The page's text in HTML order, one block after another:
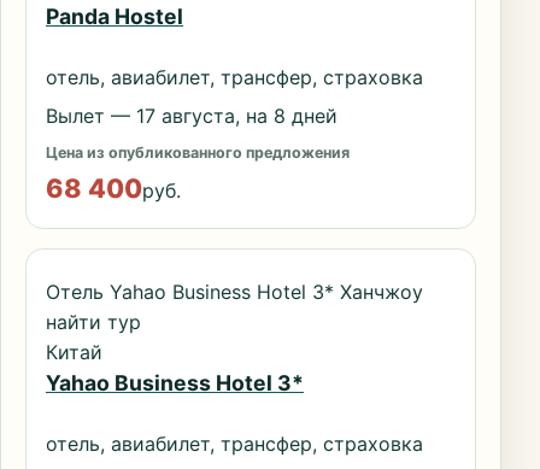
Panda Hostel
отель, авиабилет, трансфер, страховка
Вылет — 17 августа, на 8 дней
Цена из опубликованного предложения
68 400руб.
Отель Yahao Business Hotel 3* Ханчжоу
найти тур
Китай
Yahao Business Hotel 3*
отель, авиабилет, трансфер, страховка